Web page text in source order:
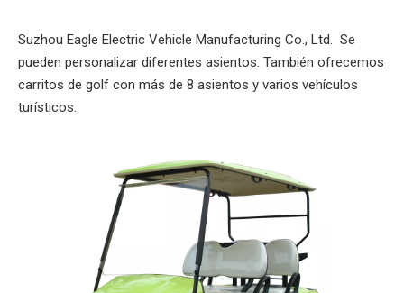
Suzhou Eagle Electric Vehicle Manufacturing Co., Ltd. Se
pueden personalizar diferentes asientos. También ofrecemos
carritos de golf con más de 8 asientos y varios vehículos
turísticos.